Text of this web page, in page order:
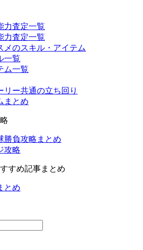
力査定一覧
力査定一覧
メのスキル・アイテム
一覧
ム一覧
リー共通の立ち回り
まとめ
勝負攻略まとめ
攻略
すめ記事まとめ
とめ